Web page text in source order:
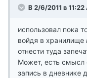
В 2/6/2011 в
использовал пока
войдя в хранилище
отнести туда
Может, есть смысл
запись в дневнике